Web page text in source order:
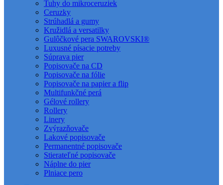
Tuhy do mikroceruziek
Ceruzky
Strúhadlá a gumy
Kružidlá a versatilky
Gulôčkové pera SWAROVSKI®
Luxusné písacie potreby
Súprava pier
Popisovače na CD
Popisovače na fólie
Popisovače na papier a flip
Multifunkčné perá
Gélové rollery
Rollery
Linery
Zvýrazňovače
Lakové popisovače
Permanentné popisovače
Stierateľné popisovače
Náplne do pier
Plniace pero